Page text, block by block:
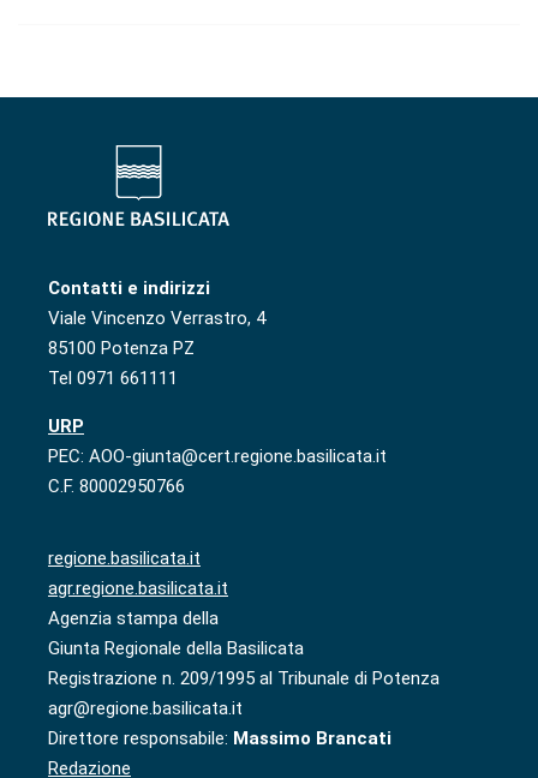
Contatti e indirizzi
Viale Vincenzo Verrastro, 4
85100 Potenza PZ
Tel 0971 661111
URP
PEC: AOO-giunta@cert.regione.basilicata.it
C.F. 80002950766
regione.basilicata.it
agr.regione.basilicata.it
Agenzia stampa della
Giunta Regionale della Basilicata
Registrazione n. 209/1995 al Tribunale di Potenza
agr@regione.basilicata.it
Direttore responsabile: Massimo Brancati
Redazione